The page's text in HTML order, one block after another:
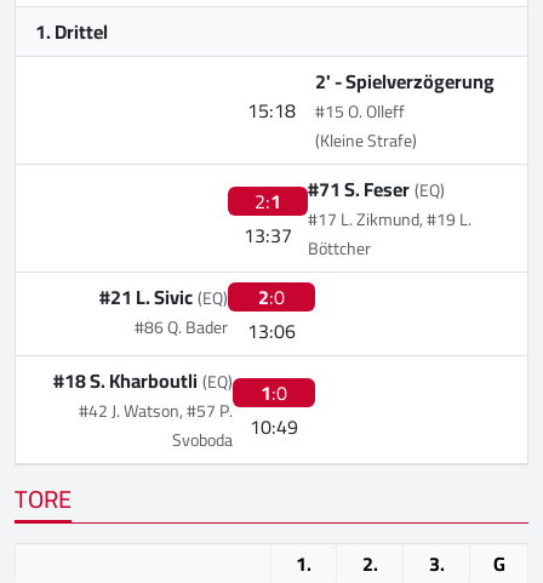
1. Drittel
15:18
2' -Spielverzögerung
#15 O. Olleff
(Kleine Strafe)
2:1
13:37
#71 S. Feser(EQ)
#17 L. Zikmund, #19 L.
Böttcher
2:0
13:06
#21 L. Sivic(EQ)
#86 Q. Bader
1:0
10:49
#18 S. Kharboutli(EQ)
#42 J. Watson, #57 P.
Svoboda
TORE
1. 2. 3.
G